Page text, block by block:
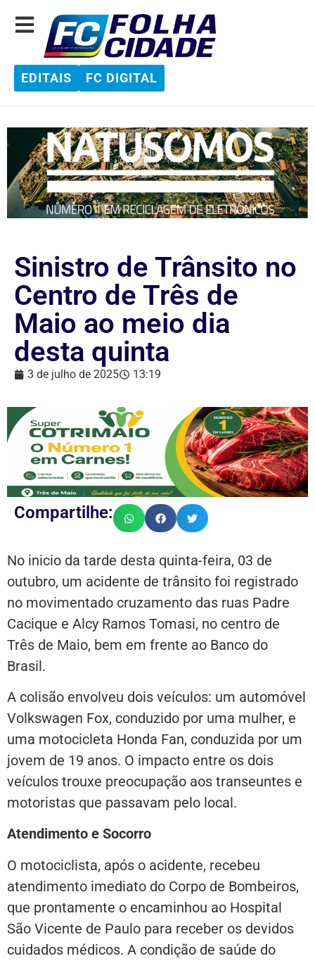
EDITAIS FC DIGITAL
Sinistro de Trânsito no
Centro de Três de
Maio ao meio dia
desta quinta
3 de julho de 2025 13:19
Compartilhe:
No inicio da tarde desta quinta-feira, 03 de
outubro, um acidente de trânsito foi registrado
no movimentado cruzamento das ruas Padre
Cacique e Alcy Ramos Tomasi, no centro de
Três de Maio, bem em frente ao Banco do
Brasil.
A colisão envolveu dois veículos: um automóvel
Volkswagen Fox, conduzido por uma mulher, e
uma motocicleta Honda Fan, conduzida por um
jovem de 19 anos. O impacto entre os dois
veículos trouxe preocupação aos transeuntes e
motoristas que passavam pelo local.
Atendimento e Socorro
O motociclista, após o acidente, recebeu
atendimento imediato do Corpo de Bombeiros,
que prontamente o encaminhou ao Hospital
São Vicente de Paulo para receber os devidos
cuidados médicos. A condição de saúde do